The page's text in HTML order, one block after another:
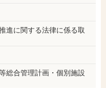
進に関する法律に係る取
総合管理計画・個別施設